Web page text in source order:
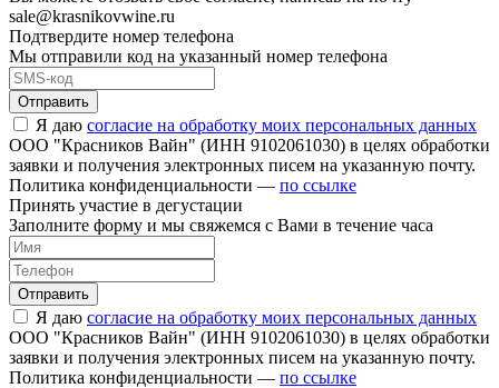
sale@krasnikovwine.ru
Подтвердите номер телефона
Мы отправили код на указанный номер телефона
Отправить
Я даю согласие на обработку моих персональных данных
ООО "Красников Вайн" (ИНН 9102061030) в целях обработки
заявки и получения электронных писем на указанную почту.
Политика конфиденциальности — по ссылке
Принять участие в дегустации
Заполните форму и мы свяжемся с Вами в течение часа
Отправить
Я даю согласие на обработку моих персональных данных
ООО "Красников Вайн" (ИНН 9102061030) в целях обработки
заявки и получения электронных писем на указанную почту.
Политика конфиденциальности — по ссылке